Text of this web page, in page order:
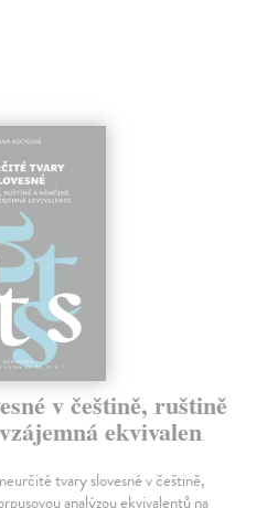
v češtině, ruštině
ekvivalen
tvary slovesné v češtině,
analýzou ekvivalentů na